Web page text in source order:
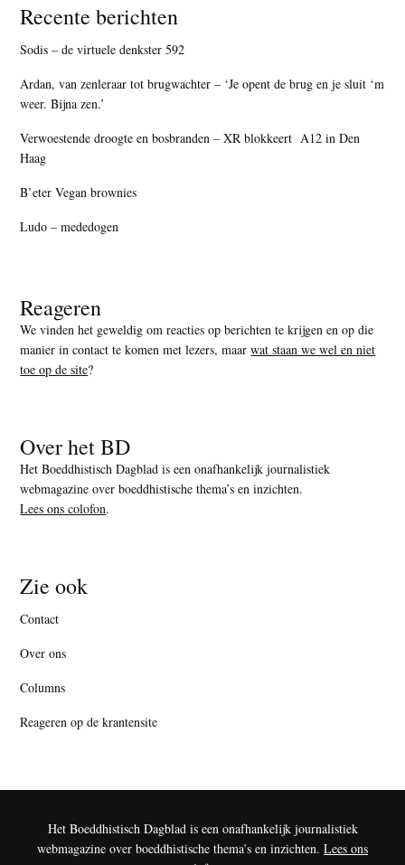
Recente berichten
Sodis – de virtuele denkster 592
Ardan, van zenleraar tot brugwachter – ‘Je opent de brug en je sluit ‘m
weer. Bijna zen.’
Verwoestende droogte en bosbranden – XR blokkeert A12 in Den
Haag
B’eter Vegan brownies
Ludo – mededogen
Reageren
We vinden het geweldig om reacties op berichten te krijgen en op die
manier in contact te komen met lezers, maarwat staan we wel en niet
toe op de site?
Over het BD
Het Boeddhistisch Dagblad is een onafhankelijk journalistiek
webmagazine over boeddhistische thema’s en inzichten.
Lees ons colofon.
Zie ook
Contact
Over ons
Columns
Reageren op de krantensite
Het Boeddhistisch Dagblad is een onafhankelijk journalistiek
webmagazine over boeddhistische thema’s en inzichten. Lees ons